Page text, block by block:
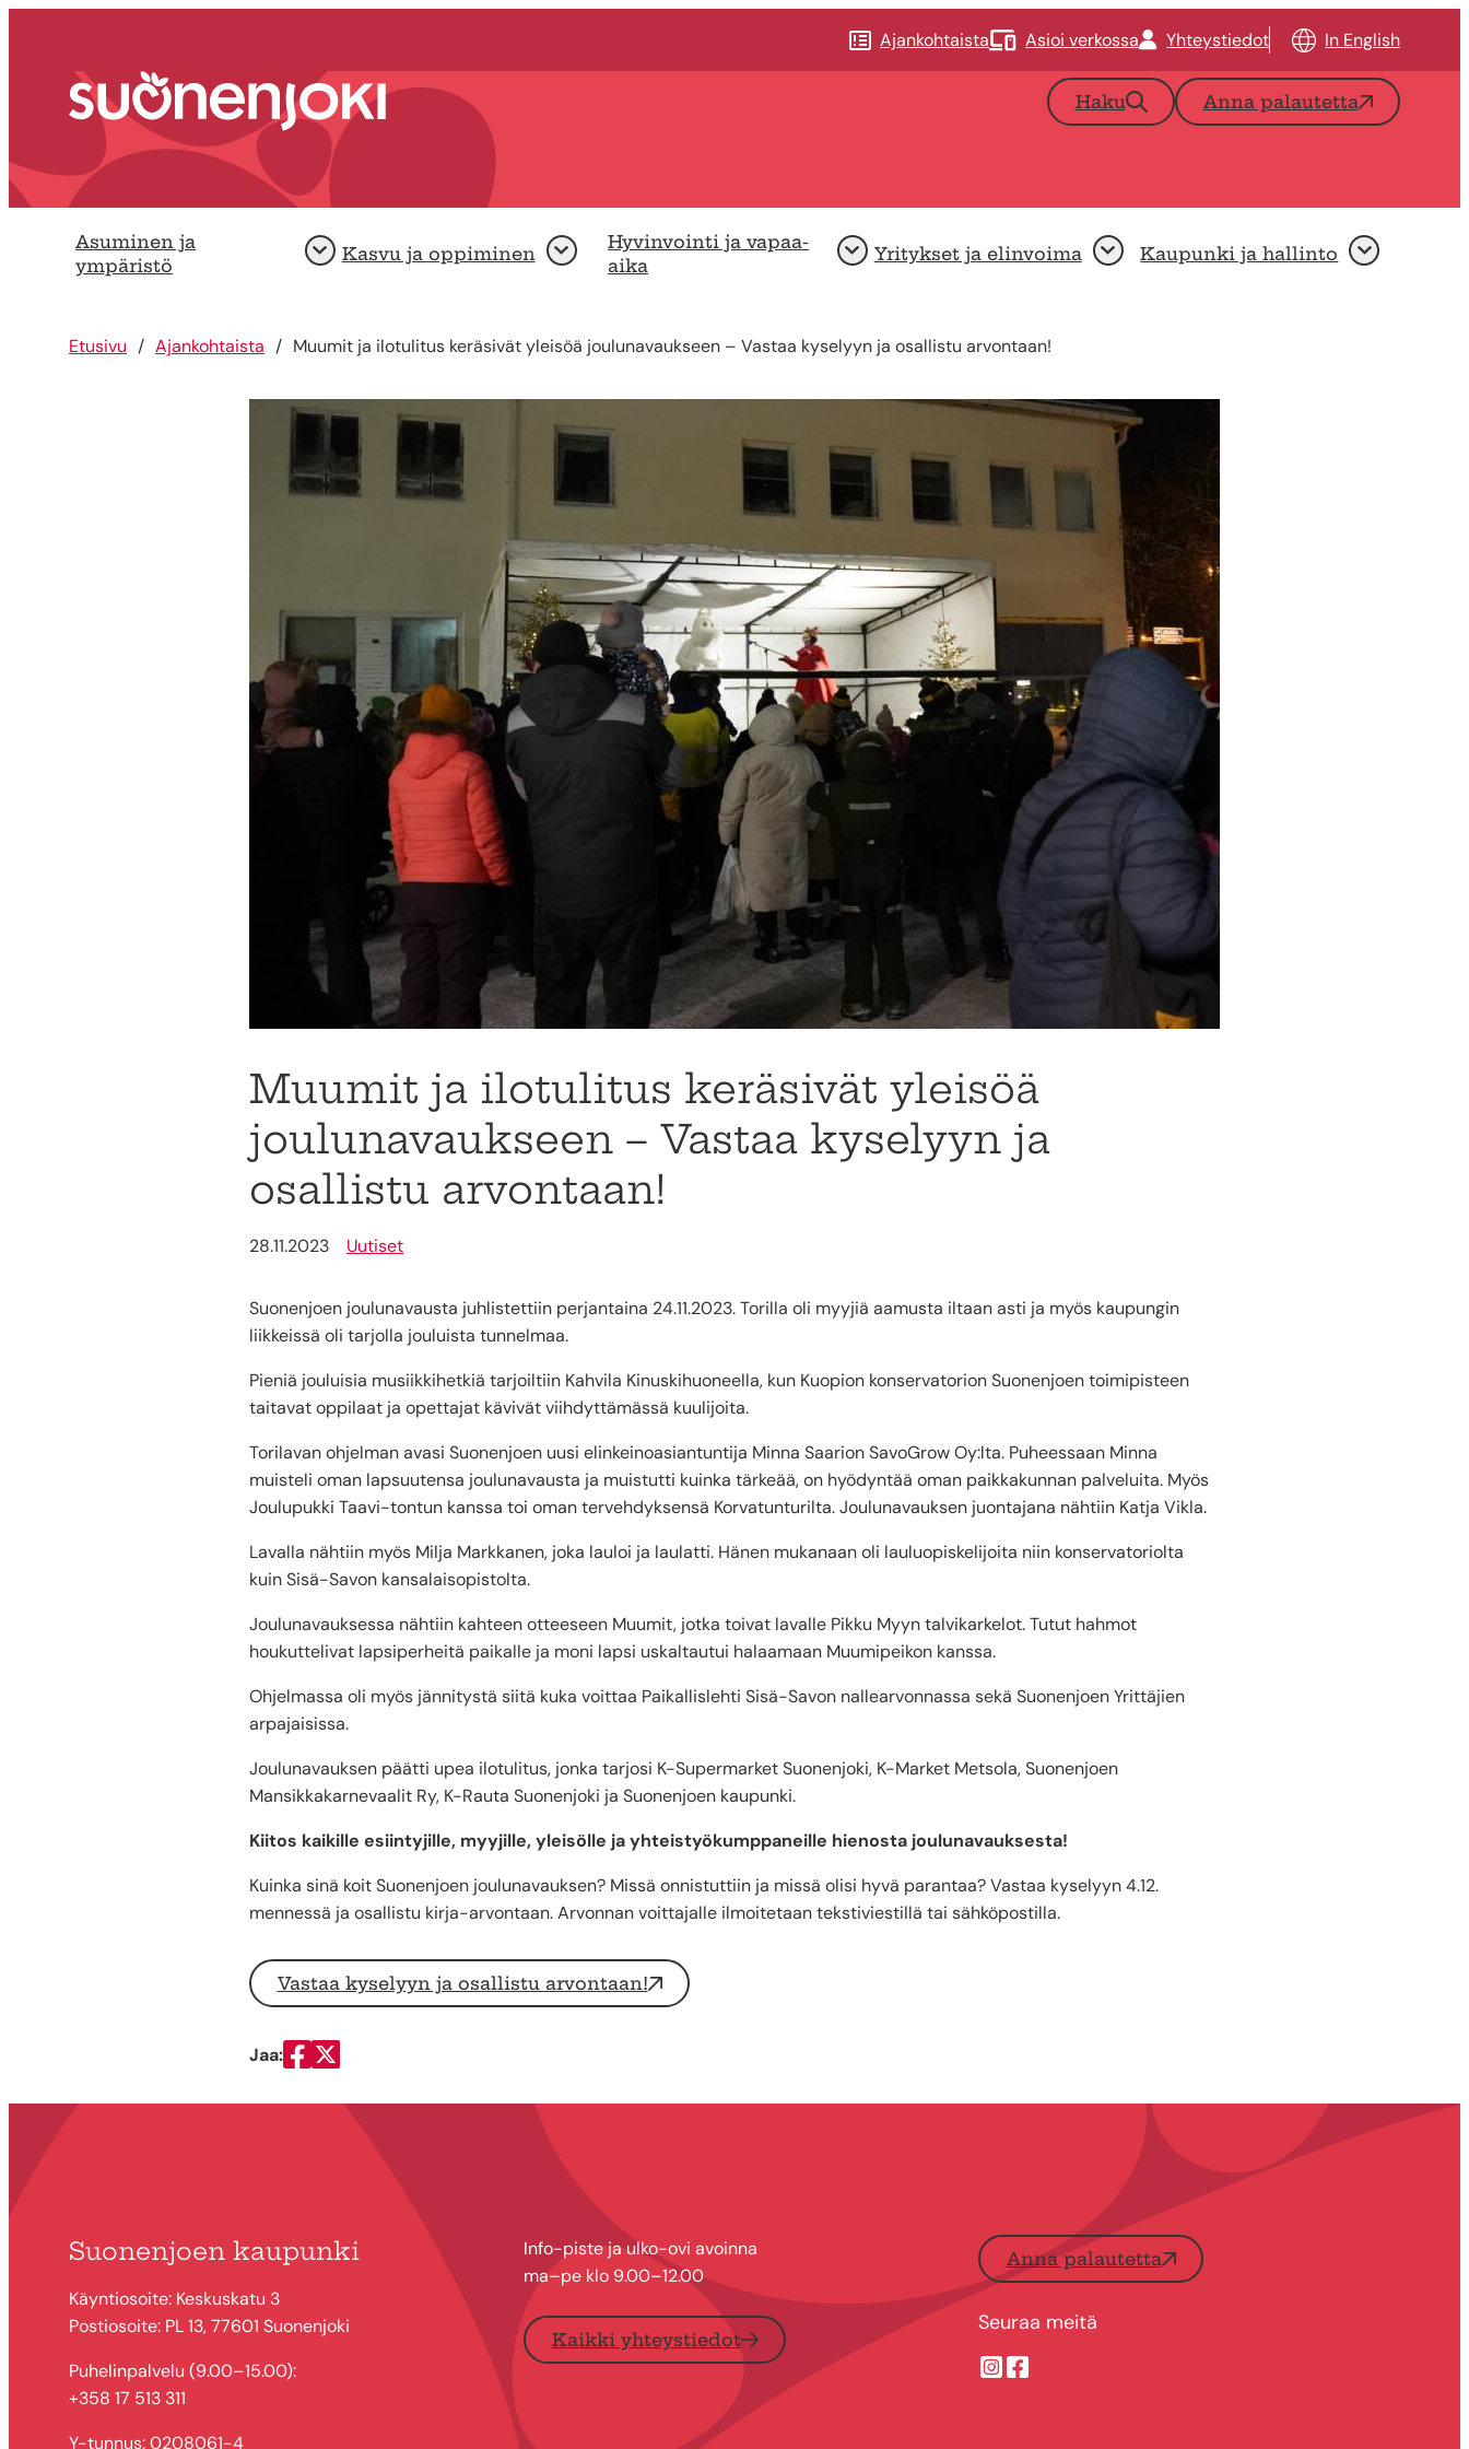
Ajankohtaista
Asioi verkossa Yhteystiedot In English
Etusivu
Haku Anna palautetta
Asuminen ja
ympäristö
AvaaKasvu ja oppiminen Avaa
Hyvinvointi ja vapaa-
aika
AvaaYritykset ja elinvoima AvaaKaupunki ja hallinto Avaa
Etusivu Ajankohtaista Muumit ja ilotulitus keräsivät yleisöä joulunavaukseen – Vastaa kyselyyn ja osallistu arvontaan!
Muumit ja ilotulitus keräsivät yleisöä
joulunavaukseen – Vastaa kyselyyn ja
osallistu arvontaan!
28.11.2023 Uutiset
Suonenjoen joulunavausta juhlistettiin perjantaina 24.11.2023. Torilla oli myyjiä aamusta iltaan asti ja myös kaupungin
liikkeissä oli tarjolla jouluista tunnelmaa.
Pieniä jouluisia musiikkihetkiä tarjoiltiin Kahvila Kinuskihuoneella, kun Kuopion konservatorion Suonenjoen toimipisteen
taitavat oppilaat ja opettajat kävivät viihdyttämässä kuulijoita.
Torilavan ohjelman avasi Suonenjoen uusi elinkeinoasiantuntija Minna Saarion SavoGrow Oy:lta. Puheessaan Minna
muisteli oman lapsuutensa joulunavausta ja muistutti kuinka tärkeää, on hyödyntää oman paikkakunnan palveluita. Myös
Joulupukki Taavi-tontun kanssa toi oman tervehdyksensä Korvatunturilta. Joulunavauksen juontajana nähtiin Katja Vikla.
Lavalla nähtiin myös Milja Markkanen, joka lauloi ja laulatti. Hänen mukanaan oli lauluopiskelijoita niin konservatoriolta
kuin Sisä-Savon kansalaisopistolta.
Joulunavauksessa nähtiin kahteen otteeseen Muumit, jotka toivat lavalle Pikku Myyn talvikarkelot. Tutut hahmot
houkuttelivat lapsiperheitä paikalle ja moni lapsi uskaltautui halaamaan Muumipeikon kanssa.
Ohjelmassa oli myös jännitystä siitä kuka voittaa Paikallislehti Sisä-Savon nallearvonnassa sekä Suonenjoen Yrittäjien
arpajaisissa.
Joulunavauksen päätti upea ilotulitus, jonka tarjosi K-Supermarket Suonenjoki, K-Market Metsola, Suonenjoen
Mansikkakarnevaalit Ry, K-Rauta Suonenjoki ja Suonenjoen kaupunki.
Kiitos kaikille esiintyjille, myyjille, yleisölle ja yhteistyökumppaneille hienosta joulunavauksesta!
Kuinka sinä koit Suonenjoen joulunavauksen? Missä onnistuttiin ja missä olisi hyvä parantaa? Vastaa kyselyyn 4.12.
mennessä ja osallistu kirja-arvontaan. Arvonnan voittajalle ilmoitetaan tekstiviestillä tai sähköpostilla.
Vastaa kyselyyn ja osallistu arvontaan!
Jaa:
Jaa Facebookissa
Jaa Twitterissä
Suonenjoen kaupunki
Käyntiosoite: Keskuskatu 3
Postiosoite: PL 13, 77601 Suonenjoki
Puhelinpalvelu (9.00–15.00):
+358 17 513 311
Y-tunnus: 0208061-4
Info-piste ja ulko-ovi avoinna
ma–pe klo 9.00–12.00
Kaikki yhteystiedot
Anna palautetta
Seuraa meitä
Suonenjoen kaupungin Instragram
Suonenjoen kaupungin Facebook